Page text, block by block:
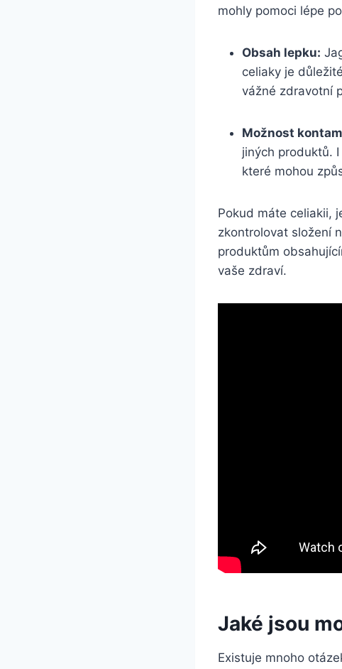
mohly pomoci lépe
Obsah lepku:
celiaky je
vážné zdravotní
Možnost
jiných produktů.
které mohou
Pokud máte celiakii,
zkontrolovat složení
produktům
vaše zdraví.
Jaké jsou
Existuje mnoho